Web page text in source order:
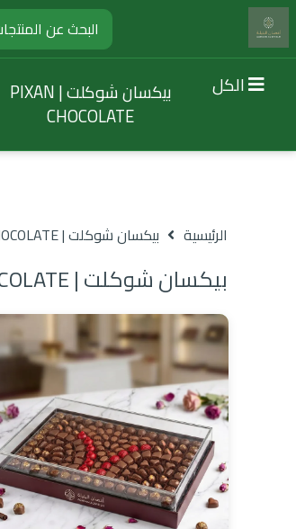
الرئيسية بيكسان شوكلت | PIXAN CHOCOLATE
بيكسان شوكلت | PIXAN CHOCOLATE
الكل بيكسان شوكلت | PIXAN
CHOCOLATE